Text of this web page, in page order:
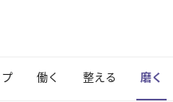
プ 働く 整える 磨く